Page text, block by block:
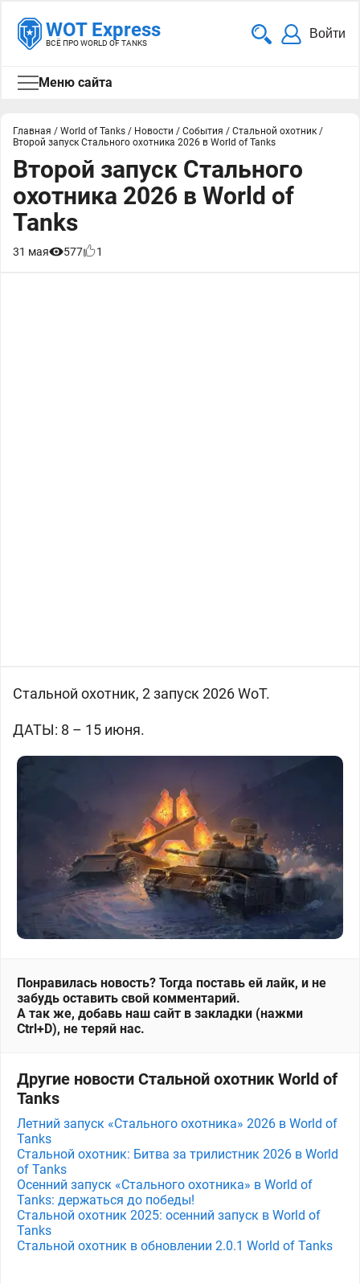
WOT Express
ВСЁ ПРО WORLD OF TANKS
Войти
Меню сайта
Главная / World of Tanks / Новости / События / Стальной охотник /
Второй запуск Стального охотника 2026 в World of Tanks
Второй запуск Стального
охотника 2026 в World of
Tanks
31 мая 577 1
Стальной охотник, 2 запуск 2026 WoT.
ДАТЫ: 8 – 15 июня.
Понравилась новость? Тогда поставь ей лайк, и не
забудь оставить свой комментарий.
А так же, добавь наш сайт в закладки (нажми
Ctrl+D), не теряй нас.
Другие новости Стальной охотник World of
Tanks
Летний запуск «Стального охотника» 2026 в World of
Tanks
Стальной охотник: Битва за трилистник 2026 в World
of Tanks
Осенний запуск «Стального охотника» в World of
Tanks: держаться до победы!
Стальной охотник 2025: осенний запуск в World of
Tanks
Стальной охотник в обновлении 2.0.1 World of Tanks